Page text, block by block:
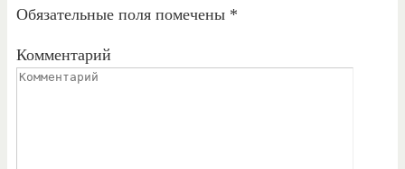
Обязательные поля помечены *
Комментарий